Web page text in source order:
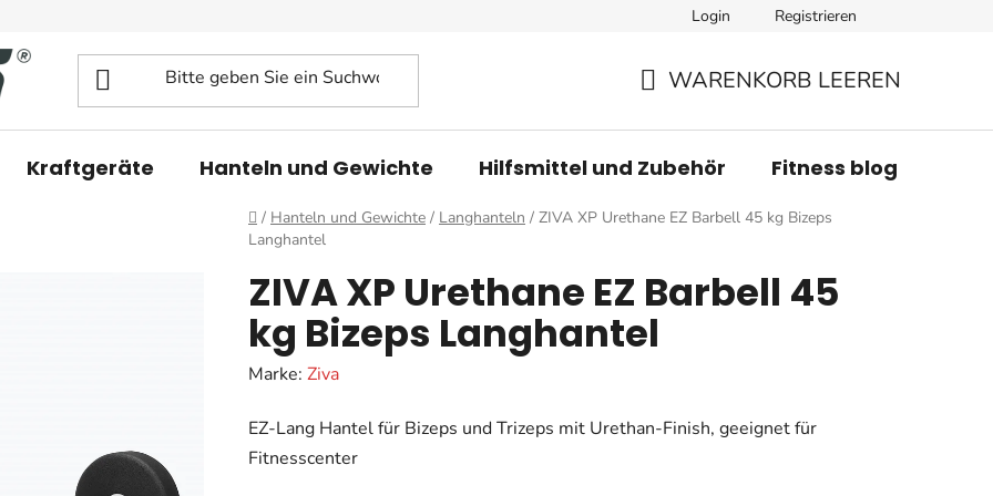
Login Registrieren
WARENKORB LEEREN
Kraftgeräte Hanteln und Gewichte Hilfsmittel und Zubehör Fitness blog
Startseite
/ Hanteln und Gewichte / Langhanteln / ZIVA XP Urethane EZ Barbell 45 kg Bizeps
Langhantel
ZIVA XP Urethane EZ Barbell 45
kg Bizeps Langhantel
Marke: Ziva
EZ-Lang Hantel für Bizeps und Trizeps mit Urethan-Finish, geeignet für
Fitnesscenter